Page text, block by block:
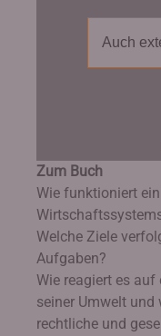
Auch
Zum Buch
Wie funktioniert
Welche Ziele
Aufgaben?
Wie reagiert es
seiner Umwelt
rechtliche und